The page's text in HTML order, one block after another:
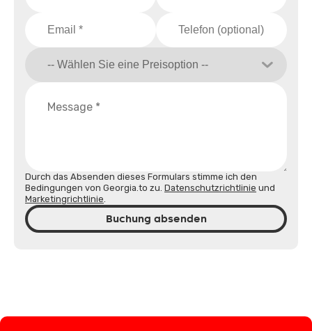
Durch das Absenden dieses Formulars stimme ich den
Bedingungen von Georgia.to zu. Datenschutzrichtlinie und
Marketingrichtlinie.
Buchung absenden